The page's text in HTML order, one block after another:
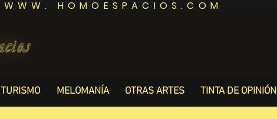
WWW. HOMOESPACIOS.COM
TURISMO MELOMANÍA OTRAS ARTES TINTA DE OPINIÓN